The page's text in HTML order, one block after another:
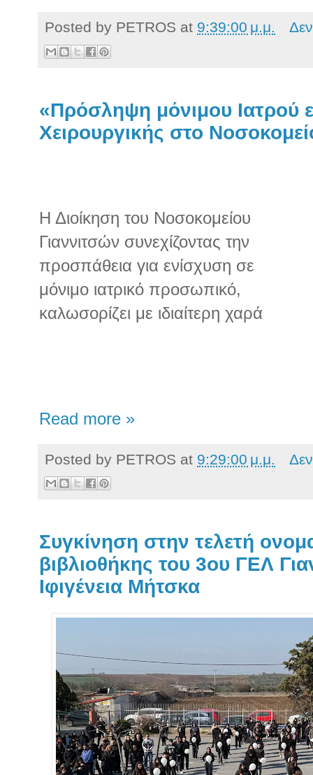
Posted by PETROS at 9:39:00 μ.μ.
«Πρόσληψη μόνιμου Ιατρού
Χειρουργικής στο
Η Διοίκηση του Νοσοκομείου
Γιαννιτσών συνεχίζοντας την
προσπάθεια για ενίσχυση σε
μόνιμο ιατρικό προσωπικό,
καλωσορίζει με ιδιαίτερη χαρά
Read more »
Posted by PETROS at 9:29:00 μ.μ.
Συγκίνηση στην τελετή
βιβλιοθήκης του 3ου ΓΕΛ
Ιφιγένεια Μήτσκα